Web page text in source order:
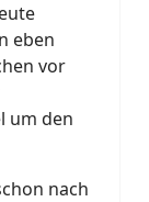
eben
vor
um den
nach